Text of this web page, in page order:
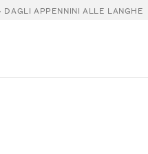
DAGLI APPENNINI ALLE LANGHE